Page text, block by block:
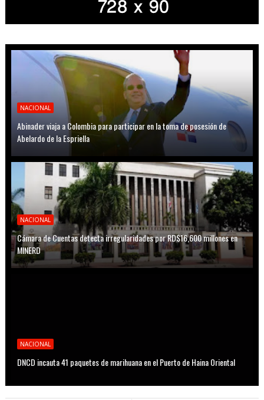
NACIONAL
Abinader viaja a Colombia para participar en la toma de posesión de
Abelardo de la Espriella
NACIONAL
Cámara de Cuentas detecta irregularidades por RD$16,600 millones en
MINERD
NACIONAL
DNCD incauta 41 paquetes de marihuana en el Puerto de Haina Oriental